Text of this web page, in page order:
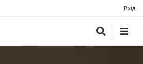
Вхід